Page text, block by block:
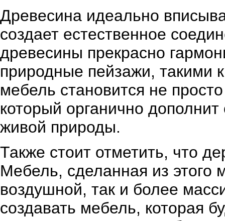
Древесина идеально
создает естественное
древесины прекрасно
природные пейзажи, такими
мебель становится не
который органично
живой природы.
Также стоит отметить, что
Мебель, сделанная из этого
воздушной, так и более
создавать мебель, которая